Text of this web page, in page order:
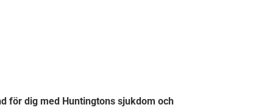
för dig med Huntingtons sjukdom och